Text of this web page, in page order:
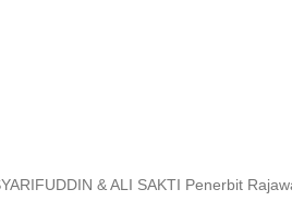
& ALI SAKTI Penerbit